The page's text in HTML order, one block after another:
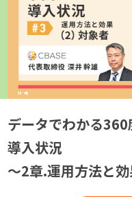
データでわかる
導入状況
〜2章.運用方法と